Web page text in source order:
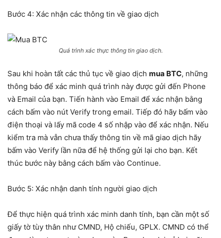
Bước 4: Xác nhận các thông tin về giao dịch
Quá trình xác thực thông tin giao dịch.
Sau khi hoàn tất các thủ tục về giao dịch mua BTC, những
thông báo để xác minh quá trình này được gửi đến Phone
và Email của bạn. Tiến hành vào Email để xác nhận bằng
cách bấm vào nút Verify trong email. Tiếp đó hãy bấm vào
điện thoại và lấy mã code 4 số nhập vào để xác nhận. Nếu
kiểm tra mà vẫn chưa thấy thông tin về mã giao dịch hãy
bấm vào Verify lần nữa để hệ thống gửi lại cho bạn. Kết
thúc bước này bằng cách bấm vào Continue.
Bước 5: Xác nhận danh tính người giao dịch
Để thực hiện quá trình xác minh danh tính, bạn cần một số
giấy tờ tùy thân như CMND, Hộ chiếu, GPLX. CMND có thể